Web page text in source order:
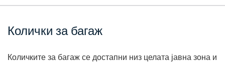
Колички за багаж
Количките за багаж се достапни низ целата јавна зона и